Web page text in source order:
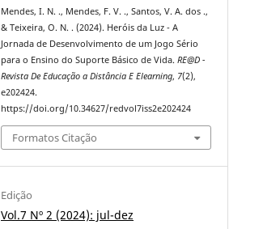
Mendes, I. N. ., Mendes, F. V. ., Santos, V. A. dos .,
& Teixeira, O. N. . (2024). Heróis da Luz - A
Jornada de Desenvolvimento de um Jogo Sério
para o Ensino do Suporte Básico de Vida.RE@D -
Revista De Educação a Distância E Elearning, 7(2),
e202424.
https://doi.org/10.34627/redvol7iss2e202424
Formatos Citação
Edição
Vol.7 Nº 2 (2024): jul-dez